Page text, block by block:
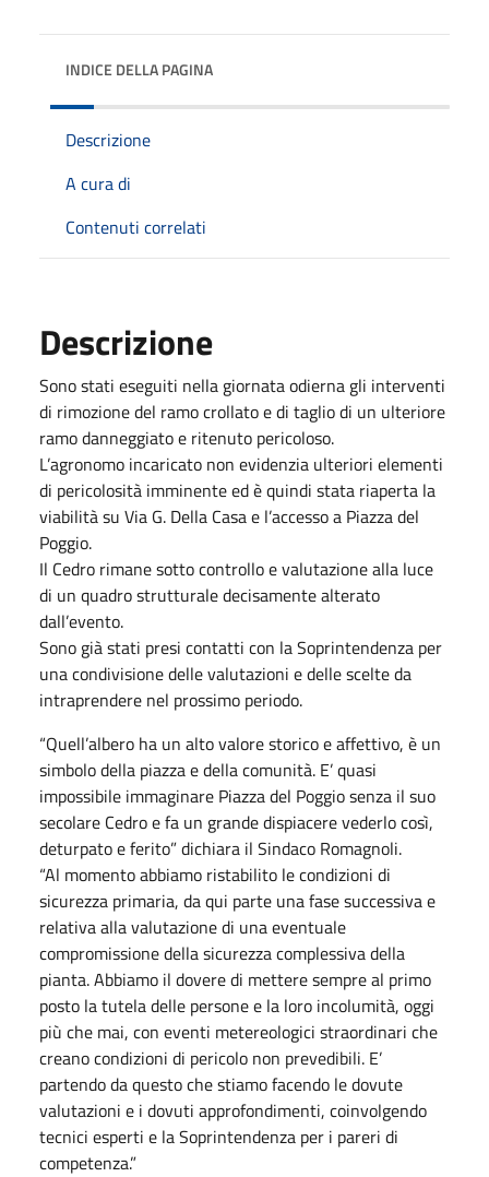
INDICE DELLA PAGINA
Descrizione
A cura di
Contenuti correlati
Descrizione
Sono stati eseguiti nella giornata odierna gli interventi
di rimozione del ramo crollato e di taglio di un ulteriore
ramo danneggiato e ritenuto pericoloso.
L’agronomo incaricato non evidenzia ulteriori elementi
di pericolosità imminente ed è quindi stata riaperta la
viabilità su Via G. Della Casa e l’accesso a Piazza del
Poggio.
Il Cedro rimane sotto controllo e valutazione alla luce
di un quadro strutturale decisamente alterato
dall’evento.
Sono già stati presi contatti con la Soprintendenza per
una condivisione delle valutazioni e delle scelte da
intraprendere nel prossimo periodo.
“Quell’albero ha un alto valore storico e affettivo, è un
simbolo della piazza e della comunità. E’ quasi
impossibile immaginare Piazza del Poggio senza il suo
secolare Cedro e fa un grande dispiacere vederlo così,
deturpato e ferito” dichiara il Sindaco Romagnoli.
“Al momento abbiamo ristabilito le condizioni di
sicurezza primaria, da qui parte una fase successiva e
relativa alla valutazione di una eventuale
compromissione della sicurezza complessiva della
pianta. Abbiamo il dovere di mettere sempre al primo
posto la tutela delle persone e la loro incolumità, oggi
più che mai, con eventi metereologici straordinari che
creano condizioni di pericolo non prevedibili. E’
partendo da questo che stiamo facendo le dovute
valutazioni e i dovuti approfondimenti, coinvolgendo
tecnici esperti e la Soprintendenza per i pareri di
competenza.”